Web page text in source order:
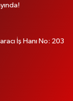
İş Hanı No: 203